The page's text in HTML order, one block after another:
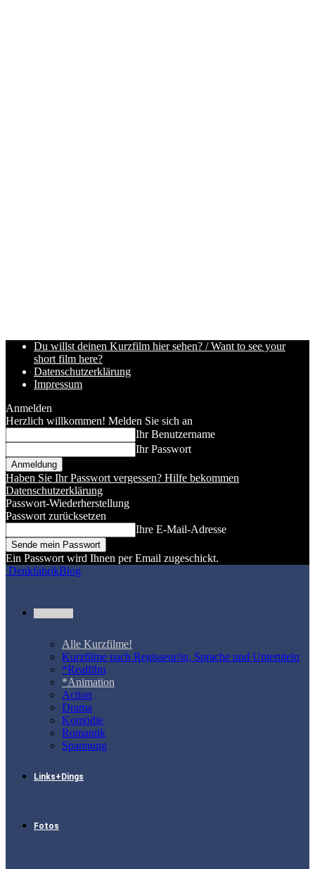
Du willst deinen Kurzfilm hier sehen? / Want to see your
short film here?
Datenschutzerklärung
Impressum
Anmelden
Herzlich willkommen! Melden Sie sich an
Ihr Benutzername
Ihr Passwort
Haben Sie Ihr Passwort vergessen? Hilfe bekommen
Datenschutzerklärung
Passwort-Wiederherstellung
Passwort zurücksetzen
Ihre E-Mail-Adresse
Ein Passwort wird Ihnen per Email zugeschickt.
DenkfabrikBlog
Alle Kurzfilme!
Kurzfilme nach Regisseur/in, Sprache und Untertiteln
*Realfilm
*Animation
Action
Drama
Komödie
Romantik
Spannung
Links+Dings
Fotos